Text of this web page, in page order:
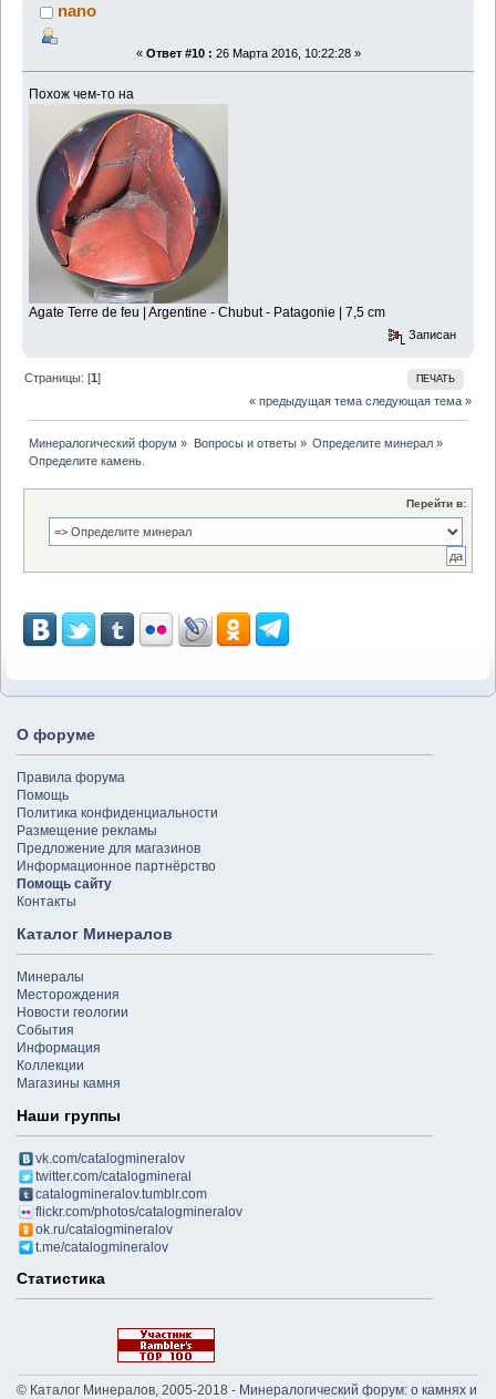
nano
« Ответ #10 : 26 Марта 2016, 10:22:28 »
Похож чем-то на
Agate Terre de feu | Argentine - Chubut - Patagonie | 7,5 cm
Записан
ПЕЧАТЬ
Страницы: [1]
« предыдущая тема следующая тема »
Минералогический форум » Вопросы и ответы» Определите минерал»
Определите камень.
Перейти в:
О форуме
Правила форума
Помощь
Политика конфиденциальности
Размещение рекламы
Предложение для магазинов
Информационное партнёрство
Помощь сайту
Контакты
Каталог Минералов
Минералы
Месторождения
Новости геологии
События
Информация
Коллекции
Магазины камня
Наши группы
vk.com/catalogmineralov
twitter.com/catalogmineral
catalogmineralov.tumblr.com
flickr.com/photos/catalogmineralov
ok.ru/catalogmineralov
t.me/catalogmineralov
Статистика
© Каталог Минералов, 2005-2018 - Минералогический форум: о камнях и